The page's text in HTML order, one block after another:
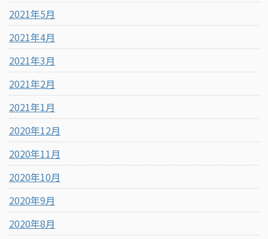
2021年5月
2021年4月
2021年3月
2021年2月
2021年1月
2020年12月
2020年11月
2020年10月
2020年9月
2020年8月